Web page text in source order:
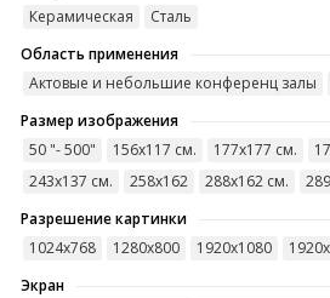
Керамическая
Сталь
Область применения
Актовые и небольшие конференц залы
Размер изображения
50 "- 500"
156х117 см. 177х177 см.
243х137 см.
258x162 288х162 см.
Разрешение картинки
1024х768
1280х800 1920х1080
Экран